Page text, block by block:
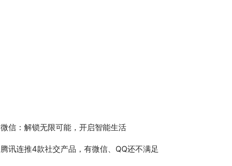
微信：解锁无限可能，开启智能生活
腾讯连推4款社交产品，有微信、QQ还不满足